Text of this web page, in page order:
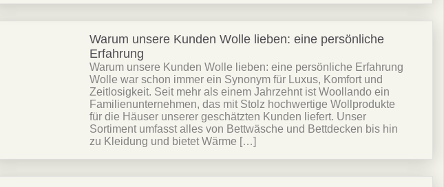
datenschutzbestimmungen bedingungen und Konditionen
Warum unsere Kunden Wolle lieben: eine persönliche
Erfahrung
Warum unsere Kunden Wolle lieben: eine persönliche Erfahrung
Wolle war schon immer ein Synonym für Luxus, Komfort und
Zeitlosigkeit. Seit mehr als einem Jahrzehnt ist Woollando ein
Familienunternehmen, das mit Stolz hochwertige Wollprodukte
für die Häuser unserer geschätzten Kunden liefert. Unser
Sortiment umfasst alles von Bettwäsche und Bettdecken bis hin
zu Kleidung und bietet Wärme […]